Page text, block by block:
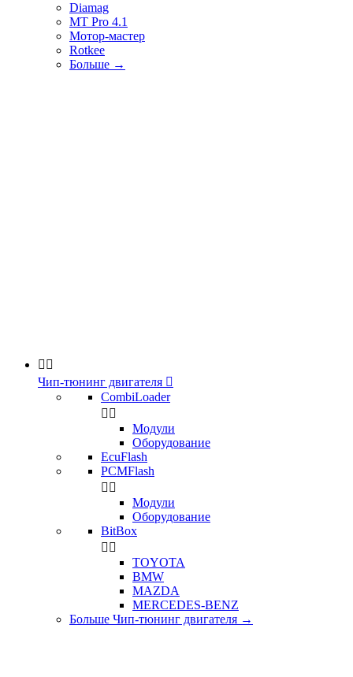
Diamag
MT Pro 4.1
Мотор-мастер
Rotkee
Больше →
 
Чип-тюнинг двигателя 
CombiLoader
 
Модули
Оборудование
EcuFlash
PCMFlash
 
Модули
Оборудование
BitBox
 
TOYOTA
BMW
MAZDA
MERCEDES-BENZ
Больше Чип-тюнинг двигателя →